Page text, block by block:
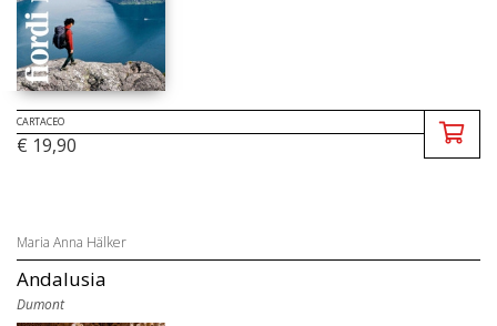
CARTACEO
€ 19,90
Maria Anna Hälker
Andalusia
Dumont